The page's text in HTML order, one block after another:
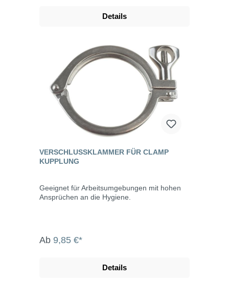
Details
VERSCHLUSSKLAMMER FÜR CLAMP
KUPPLUNG
Geeignet für Arbeitsumgebungen mit hohen
Ansprüchen an die Hygiene.
Ab 9,85 €*
Details